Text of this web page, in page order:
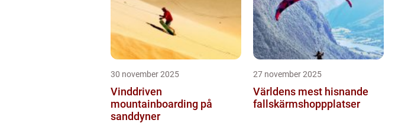
30 november 2025
Vinddriven
mountainboarding på
sanddyner
27 november 2025
Världens mest hisnande
fallskärmshoppplatser